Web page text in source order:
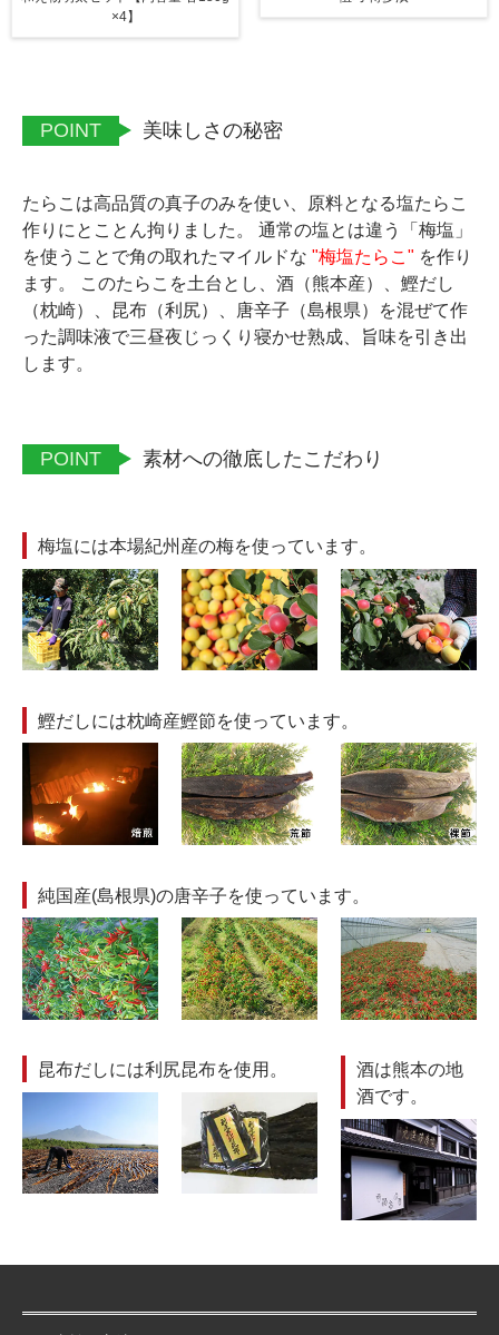
×4】
POINT 美味しさの秘密
たらこは高品質の真子のみを使い、原料となる塩たらこ
作りにとことん拘りました。 通常の塩とは違う「梅塩」
を使うことで角の取れたマイルドな "梅塩たらこ" を作り
ます。 このたらこを土台とし、酒（熊本産）、鰹だし
（枕崎）、昆布（利尻）、唐辛子（島根県）を混ぜて作
った調味液で三昼夜じっくり寝かせ熟成、旨味を引き出
します。
POINT 素材への徹底したこだわり
梅塩には本場紀州産の梅を使っています。
鰹だしには枕崎産鰹節を使っています。
純国産(島根県)の唐辛子を使っています。
昆布だしには利尻昆布を使用。
酒は熊本の地
酒です。